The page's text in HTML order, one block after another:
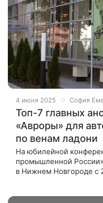
4 июня 2025 София
Топ-7 главных
«Авроры» для
по венам ладони
На юбилейной
промышленной
в Нижнем Новгороде с